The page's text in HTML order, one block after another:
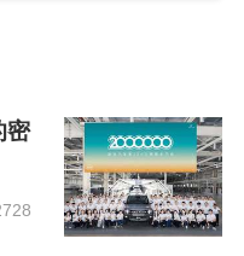
，YOUNG光小新
。
新口碑对比
密